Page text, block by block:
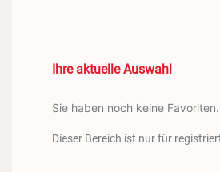
Ihre aktuelle Auswahl
Sie haben noch keine Favoriten.
Dieser Bereich ist nur für